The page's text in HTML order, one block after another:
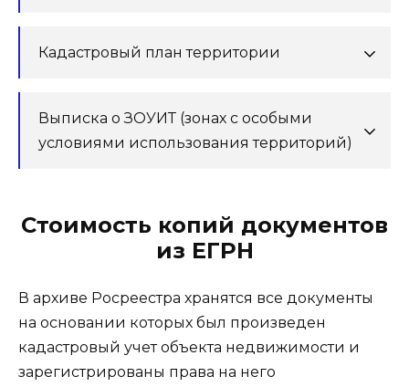
Кадастровый план территории
Выписка о ЗОУИТ (зонах с особыми
условиями использования территорий)
Стоимость копий документов
из ЕГРН
В архиве Росреестра хранятся все документы
на основании которых был произведен
кадастровый учет объекта недвижимости и
зарегистрированы права на него